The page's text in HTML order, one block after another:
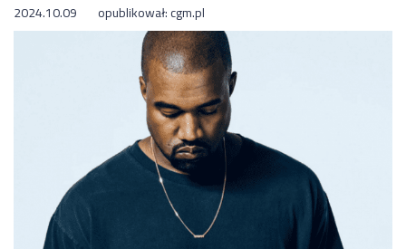
2024.10.09 opublikował:cgm.pl